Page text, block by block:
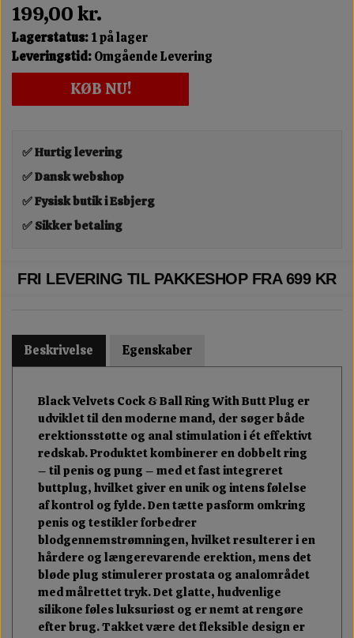
199,00 kr.
Lagerstatus:1 på lager
Leveringstid:Omgående Levering
KØB NU!
✅ Hurtig levering
✅ Dansk webshop
✅ Fysisk butik i Esbjerg
✅ Sikker betaling
FRI LEVERING TIL PAKKESHOP FRA 699 KR
Beskrivelse Egenskaber
Black Velvets Cock & Ball Ring With Butt Plug er
udviklet til den moderne mand, der søger både
erektionsstøtte og anal stimulation i ét effektivt
redskab. Produktet kombinerer en dobbelt ring
– til penis og pung – med et fast integreret
buttplug, hvilket giver en unik og intens følelse
af kontrol og fylde. Den tætte pasform omkring
penis og testikler forbedrer
blodgennemstrømningen, hvilket resulterer i en
hårdere og længerevarende erektion, mens det
bløde plug stimulerer prostata og analområdet
med målrettet tryk. Det glatte, hudvenlige
silikone føles luksuriøst og er nemt at rengøre
efter brug. Takket være det fleksible design er